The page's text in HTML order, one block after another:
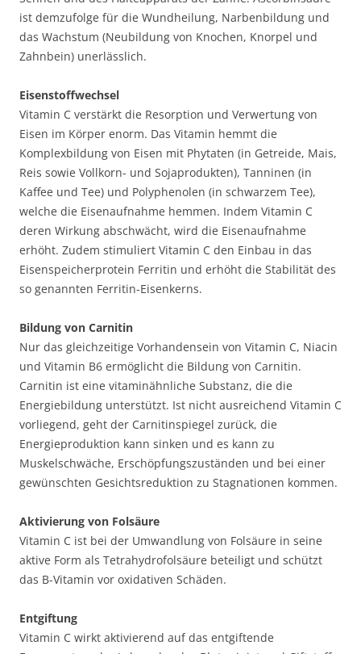
ist demzufolge für die Wundheilung, Narbenbildung und
das Wachstum (Neubildung von Knochen, Knorpel und
Zahnbein) unerlässlich.
Eisenstoffwechsel
Vitamin C verstärkt die Resorption und Verwertung von
Eisen im Körper enorm. Das Vitamin hemmt die
Komplexbildung von Eisen mit Phytaten (in Getreide, Mais,
Reis sowie Vollkorn- und Sojaprodukten), Tanninen (in
Kaffee und Tee) und Polyphenolen (in schwarzem Tee),
welche die Eisenaufnahme hemmen. Indem Vitamin C
deren Wirkung abschwächt, wird die Eisenaufnahme
erhöht. Zudem stimuliert Vitamin C den Einbau in das
Eisenspeicherprotein Ferritin und erhöht die Stabilität des
so genannten Ferritin-Eisenkerns.
Bildung von Carnitin
Nur das gleichzeitige Vorhandensein von Vitamin C, Niacin
und Vitamin B6 ermöglicht die Bildung von Carnitin.
Carnitin ist eine vitaminähnliche Substanz, die die
Energiebildung unterstützt. Ist nicht ausreichend Vitamin C
vorliegend, geht der Carnitinspiegel zurück, die
Energieproduktion kann sinken und es kann zu
Muskelschwäche, Erschöpfungszuständen und bei einer
gewünschten Gesichtsreduktion zu Stagnationen kommen.
Aktivierung von Folsäure
Vitamin C ist bei der Umwandlung von Folsäure in seine
aktive Form als Tetrahydrofolsäure beteiligt und schützt
das B-Vitamin vor oxidativen Schäden.
Entgiftung
Vitamin C wirkt aktivierend auf das entgiftende